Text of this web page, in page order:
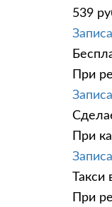
539
При
При
Такси
При